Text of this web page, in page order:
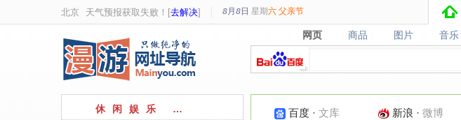
北京 天气预报获取失败！[去解决] 8月8日 星期六 父亲节
网页
网页 商品
商品 图片
图片 音乐
音乐
百度· 文库 新浪 · 微博
休闲娱乐 …